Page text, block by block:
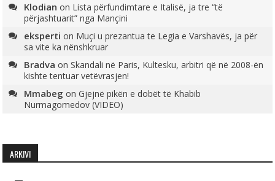
Klodian on Lista përfundimtare e Italisë, ja tre “të
përjashtuarit” nga Mançini
eksperti on Muçi u prezantua te Legia e Varshavës, ja për
sa vite ka nënshkruar
Bradva onSkandali në Paris, Kultesku, arbitri që në 2008-ën
kishte tentuar vetëvrasjen!
Mmabeg onGjejnë pikën e dobët të Khabib
Nurmagomedov (VIDEO)
ARKIVI